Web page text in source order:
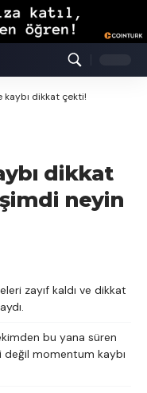
kaybı dikkat çekti!
dikkat
şimdi neyin
zayıf kaldı ve dikkat
bu yana süren
değil momentum kaybı